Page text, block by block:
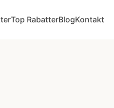
Top RabatterBlogKontakt